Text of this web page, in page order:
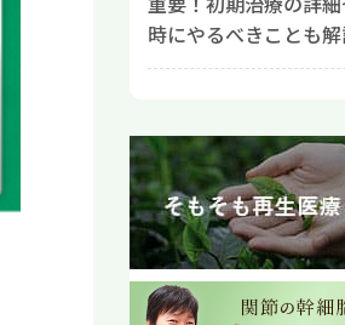
時にやるべきことも